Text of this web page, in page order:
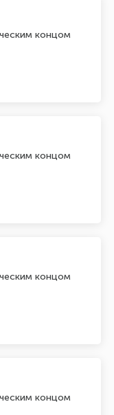
концом
концом
концом
концом